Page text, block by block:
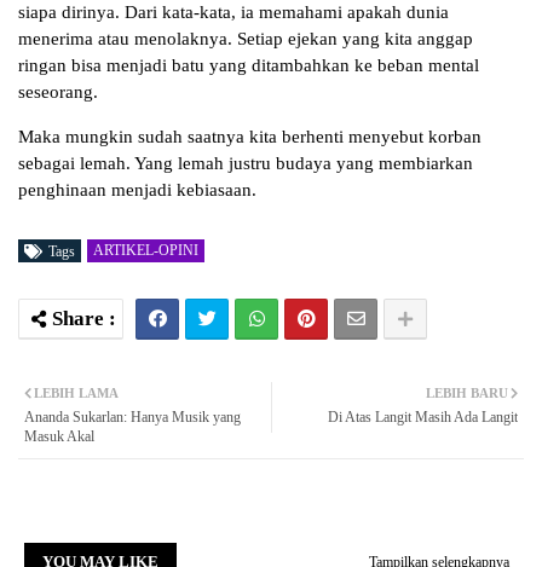
siapa dirinya. Dari kata-kata, ia memahami apakah dunia
menerima atau menolaknya. Setiap ejekan yang kita anggap
ringan bisa menjadi batu yang ditambahkan ke beban mental
seseorang.
Maka mungkin sudah saatnya kita berhenti menyebut korban
sebagai lemah. Yang lemah justru budaya yang membiarkan
penghinaan menjadi kebiasaan.
Tags ARTIKEL-OPINI
LEBIH BARU
Di Atas Langit Masih Ada Langit
LEBIH LAMA
Ananda Sukarlan: Hanya Musik yang
Masuk Akal
YOU MAY LIKE Tampilkan selengkapnya